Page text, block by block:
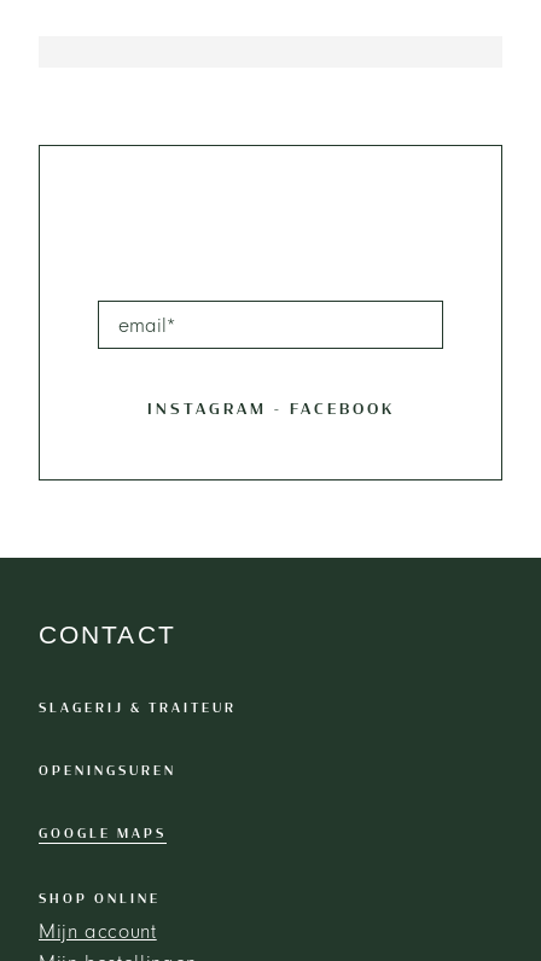
INSTAGRAM - FACEBOOK
CONTACT
SLAGERIJ & TRAITEUR
OPENINGSUREN
GOOGLE MAPS
SHOP ONLINE
Mijn account